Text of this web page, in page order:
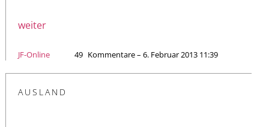
weiter
JF-Online 49 Kommentare – 6. Februar 2013 11:39
AUSLAND